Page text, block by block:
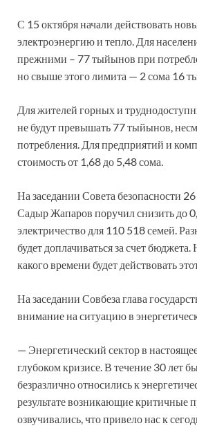
С 15 октября начали действовать
электроэнергию и тепло. Для
прежними – 77 тыйынов при
но свыше этого лимита — 2 сома 16
Для жителей горных и
не будут превышать 77 тыйынов,
потребления. Для предприятий и
стоимость от 1,68 до 5,48 сома.
На заседании Совета безопасности
Садыр Жапаров поручил снизить до
электричество для 110 518 семей.
будет доплачиваться за счет бюджета.
какого времени будет действовать
На заседании Совбеза глава
внимание на ситуацию в
— Энергетический сектор в
глубоком кризисе. В течение 30 лет
безразлично относились к
результате возникающие критичные
озвучивались, что привело нас к